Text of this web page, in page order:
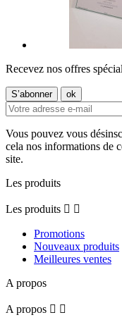
Recevez nos offres
Vous pouvez vous
cela nos informations de
site.
Les produits
Les produits  
Promotions
Nouveaux produits
Meilleures ventes
A propos
A propos  